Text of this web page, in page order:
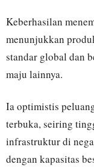
Keberhasilan
menunjukkan
standar global dan
maju lainnya.
Ia optimistis
terbuka, seiring
infrastruktur di
dengan kapasitas